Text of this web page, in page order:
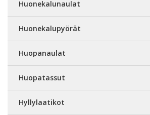
Huonekalunaulat
Huonekalupyörät
Huopanaulat
Huopatassut
Hyllylaatikot